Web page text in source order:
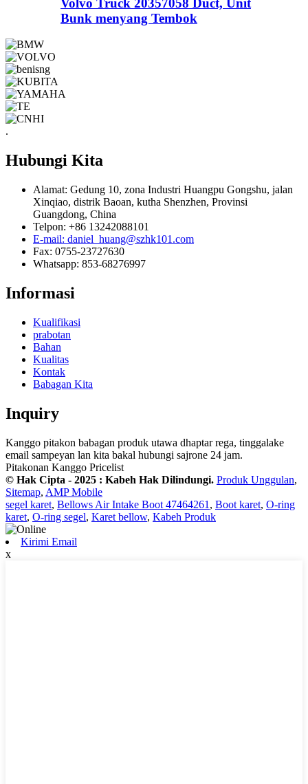
Bunk menyang Tembok
.
Hubungi Kita
Alamat: Gedung 10, zona Industri Huangpu Gongshu, jalan
Xinqiao, distrik Baoan, kutha Shenzhen, Provinsi
Guangdong, China
Telpon: +86 13242088101
E-mail: daniel_huang@szhk101.com
Fax: 0755-23727630
Whatsapp: 853-68276997
Informasi
Kualifikasi
prabotan
Bahan
Kualitas
Kontak
Babagan Kita
Inquiry
Kanggo pitakon babagan produk utawa dhaptar rega, tinggalake
email sampeyan lan kita bakal hubungi sajrone 24 jam.
Pitakonan Kanggo Pricelist
© Hak Cipta - 2025 : Kabeh Hak Dilindungi. Produk Unggulan,
Sitemap, AMP Mobile
segel karet, Bellows Air Intake Boot 47464261 , Boot karet, O-ring
karet, O-ring segel, Karet bellow, Kabeh Produk
Kirimi Email
x